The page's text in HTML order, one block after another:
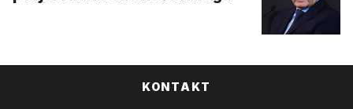
KONTAKT